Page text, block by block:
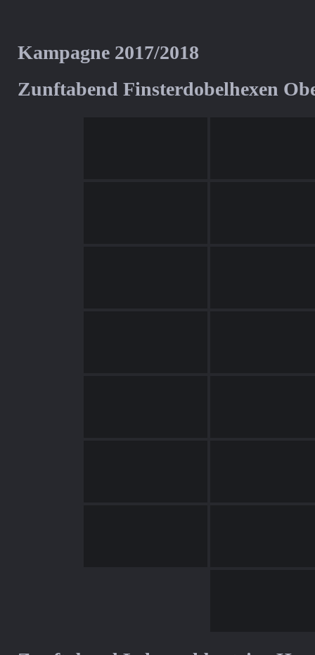
Kampagne 2017/2018
Zunftabend Finsterdobelhexen